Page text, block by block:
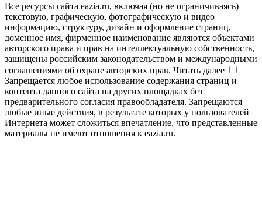
Все ресурсы сайта eazia.ru, включая (но не ограничиваясь)
текстовую, графическую, фотографическую и видео
информацию, структуру, дизайн и оформление страниц,
доменное имя, фирменное наименование являются объектами
авторского права и прав на интеллектуальную собственность,
защищены российским законодательством и международными
соглашениями об охране авторских прав. Читать далее
Запрещается любое использование содержания страниц и
контента данного сайта на других площадках без
предварительного согласия правообладателя. Запрещаются
любые иные действия, в результате которых у пользователей
Интернета может сложиться впечатление, что представленные
материалы не имеют отношения к eazia.ru.